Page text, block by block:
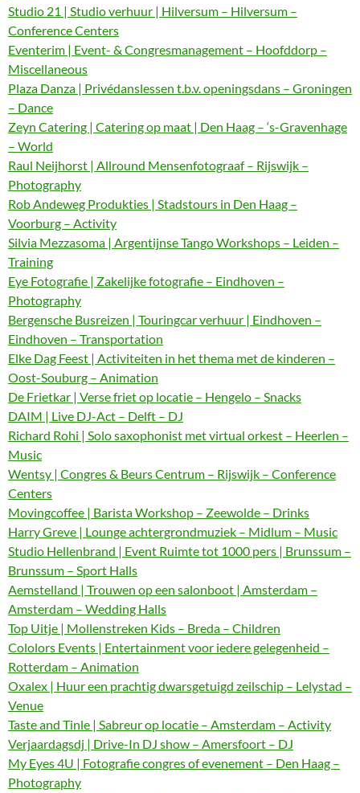
Studio 21 | Studio verhuur | Hilversum – Hilversum –
Conference Centers
Eventerim | Event- & Congresmanagement – Hoofddorp –
Miscellaneous
Plaza Danza | Privédanslessen t.b.v. openingsdans – Groningen
– Dance
Zeyn Catering | Catering op maat | Den Haag – ‘s-Gravenhage
– World
Raul Neijhorst | Allround Mensenfotograaf – Rijswijk –
Photography
Rob Andeweg Produkties | Stadstours in Den Haag –
Voorburg – Activity
Silvia Mezzasoma | Argentijnse Tango Workshops – Leiden –
Training
Eye Fotografie | Zakelijke fotografie – Eindhoven –
Photography
Bergensche Busreizen | Touringcar verhuur | Eindhoven –
Eindhoven – Transportation
Elke Dag Feest | Activiteiten in het thema met de kinderen –
Oost-Souburg – Animation
De Frietkar | Verse friet op locatie – Hengelo – Snacks
DAIM | Live DJ-Act – Delft – DJ
Richard Rohi | Solo saxophonist met virtual orkest – Heerlen –
Music
Wentsy | Congres & Beurs Centrum – Rijswijk – Conference
Centers
Movingcoffee | Barista Workshop – Zeewolde – Drinks
Harry Greve | Lounge achtergrondmuziek – Midlum – Music
Studio Hellenbrand | Event Ruimte tot 1000 pers | Brunssum –
Brunssum – Sport Halls
Aemstelland | Trouwen op een salonboot | Amsterdam –
Amsterdam – Wedding Halls
Top Uitje | Mollenstreken Kids – Breda – Children
Cololors Events | Entertainment voor iedere gelegenheid –
Rotterdam – Animation
Oxalex | Huur een prachtig dwarsgetuigd zeilschip – Lelystad –
Venue
Taste and Tinle | Sabreur op locatie – Amsterdam – Activity
Verjaardagsdj | Drive-In DJ show – Amersfoort – DJ
My Eyes 4U | Fotografie congres of evenement – Den Haag –
Photography